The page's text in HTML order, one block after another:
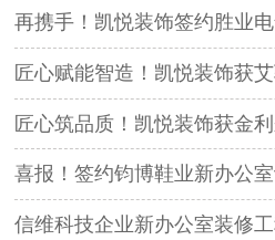
再携手！凯悦装饰签约胜业
匠心赋能智造！凯悦装饰获
匠心筑品质！凯悦装饰获金利
喜报！签约钧博鞋业新办公
信维科技企业新办公室装修